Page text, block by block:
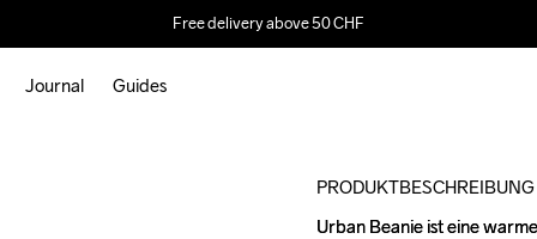
Free delivery above 50 CHF
Journal Guides
PRODUKTBESCHREIBUNG
Urban Beanie ist eine
Urban Beanie ist eine